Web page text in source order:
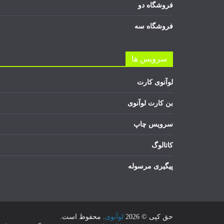
فروشگاه دو
فروشگاه سه
سرویس ها
لوآنوی کارت
بن کارت لوآنوی
سرویس چاپ
کاتالوگ
پیگیری مرسوله
حق کپی © 2026 لوآنوی. محفوظ است.